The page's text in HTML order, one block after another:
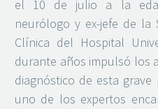
el 10 de julio a la
neurólogo y ex-jefe de la
Clínica del Hospital
durante años impulsó los
diagnóstico de esta
uno de los expertos